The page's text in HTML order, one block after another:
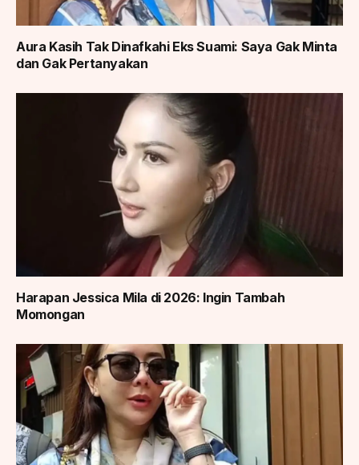
Aura Kasih Tak Dinafkahi Eks Suami: Saya Gak Minta
dan Gak Pertanyakan
Harapan Jessica Mila di 2026: Ingin Tambah
Momongan